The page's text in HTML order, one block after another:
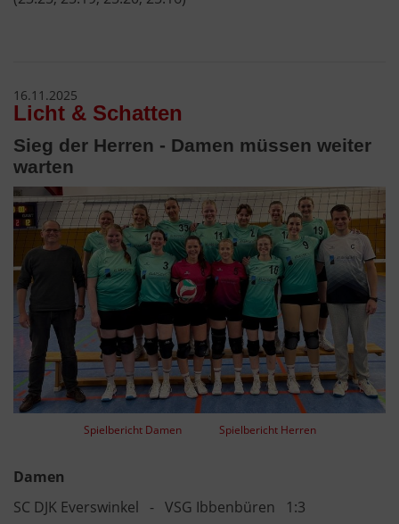
16.11.2025
Licht & Schatten
Sieg der Herren - Damen müssen weiter
warten
Spielbericht Damen Spielbericht Herren
Damen
SC DJK Everswinkel - VSG Ibbenbüren 1:3